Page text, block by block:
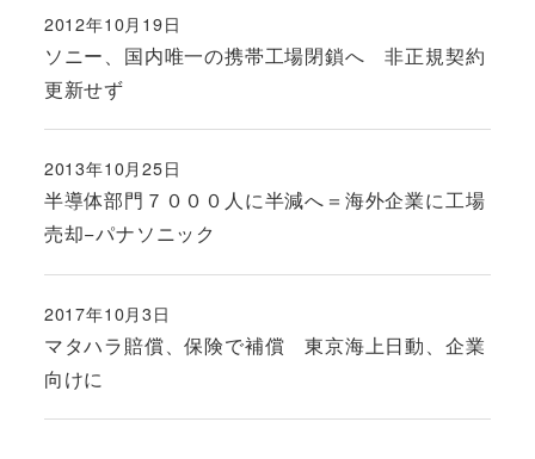
ソニー、国内唯一の携帯工場閉鎖へ 非正規契約
更新せず
投稿日
2012年10月19日
半導体部門７０００人に半減へ＝海外企業に工場
売却−パナソニック
投稿日
2013年10月25日
マタハラ賠償、保険で補償 東京海上日動、企業
向けに
投稿日
2017年10月3日